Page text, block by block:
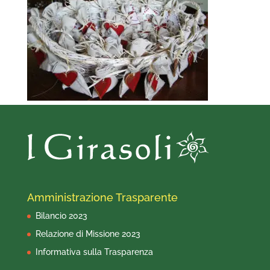
Amministrazione Trasparente
Bilancio 2023
Relazione di Missione 2023
Informativa sulla Trasparenza